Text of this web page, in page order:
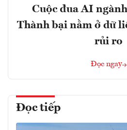
Cuộc đua AI
Thành bại nằm ở dữ
rủi ro
Đọc ngay
Đọc tiếp